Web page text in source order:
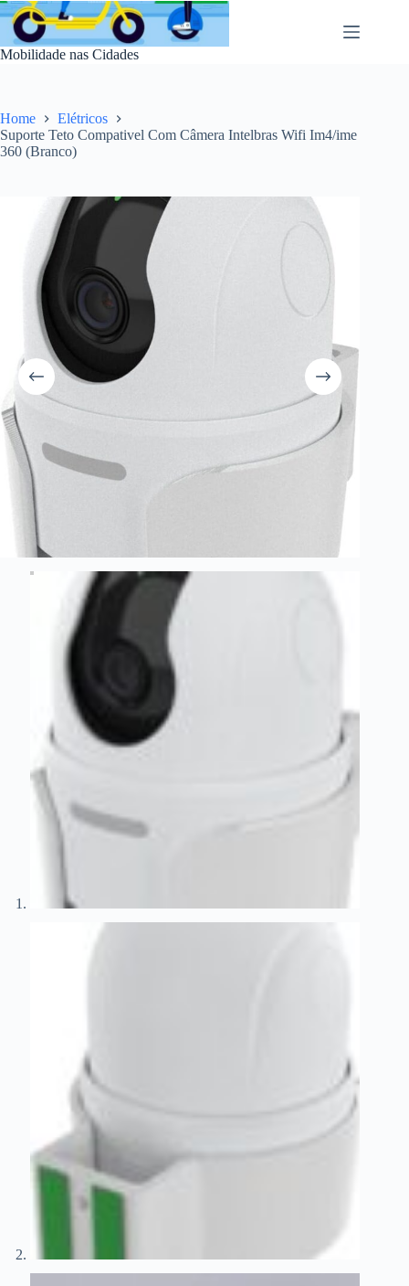
Pular
para
conteúdo
Mobilidade nas Cidades
Home
Elétricos
Suporte Teto Compativel Com Câmera Intelbras Wifi Im4/ime
360 (Branco)